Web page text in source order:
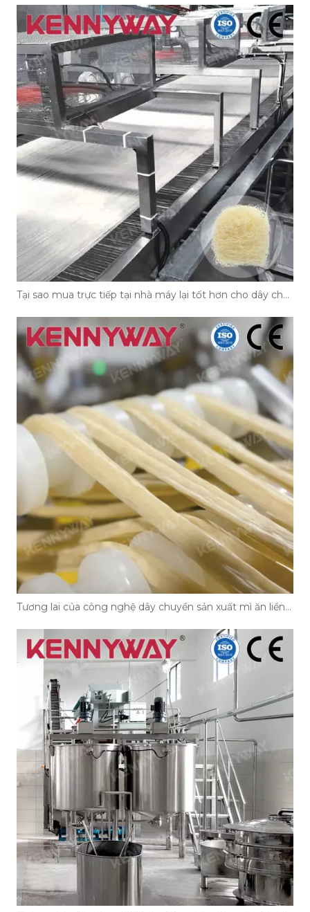
Tại sao mua trực tiếp tại nhà máy lại tốt hơn cho dây chuyền sản xuất bún của bạn
Tương lai của công nghệ dây chuyền sản xuất mì ăn liền tự động vào năm 2026